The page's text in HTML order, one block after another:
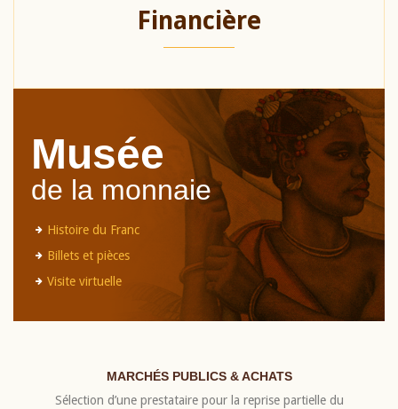
Financière
Musée
de la monnaie
Histoire du Franc
Billets et pièces
Visite virtuelle
MARCHÉS PUBLICS & ACHATS
Sélection d’une prestataire pour la reprise partielle du